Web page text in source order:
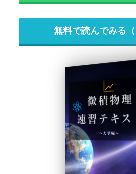
無料で読んでみる（